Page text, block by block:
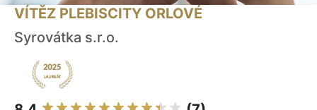
VÍTĚZ PLEBISCITY ORLOVÉ
Syrovátka s.r.o.